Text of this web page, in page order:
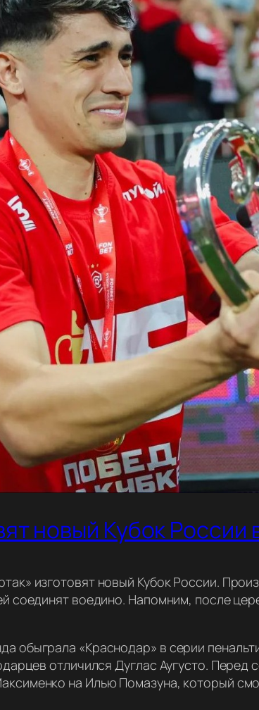
новый Кубок России
изготовят новый Кубок России.
соединят воедино. Напомним, после
обыграла «Краснодар» в серии
отличился Дуглас Аугусто.
на Илью Помазуна, который